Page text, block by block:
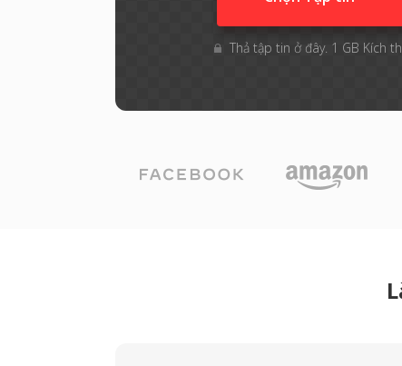
Thả tập tin ở đây. 1 GB Kích